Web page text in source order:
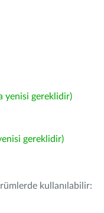
yenisi gereklidir)
gereklidir)
kullanılabilir: